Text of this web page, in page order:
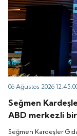
06 Ağustos 2026
Seğmen
ABD merkezli
satış sözleşmesi
Seğmen Kardeşler